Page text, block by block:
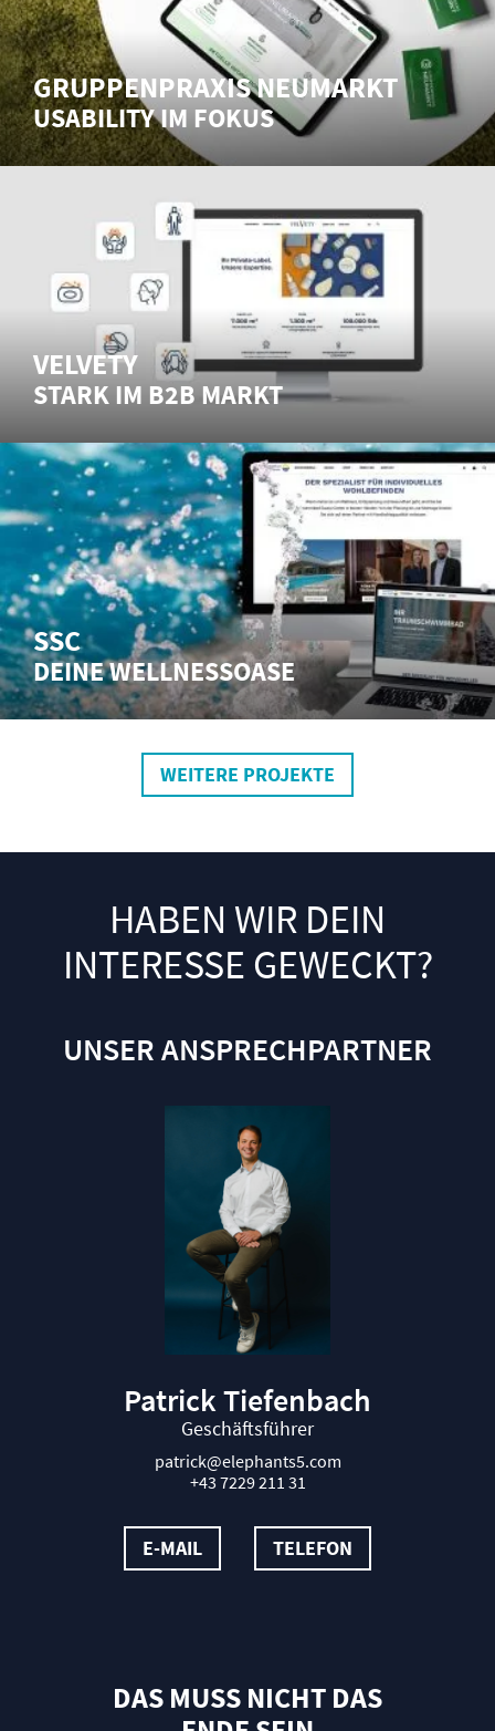
GRUPPENPRAXIS NEUMARKT
USABILITY IM FOKUS
VELVETY
STARK IM B2B MARKT
SSC
DEINE WELLNESSOASE
WEITERE PROJEKTE
HABEN WIR DEIN
INTERESSE GEWECKT?
UNSER ANSPRECHPARTNER
Patrick Tiefenbach
Geschäftsführer
patrick@elephants5.com
+43 7229 211 31
E-MAIL TELEFON
DAS MUSS NICHT DAS